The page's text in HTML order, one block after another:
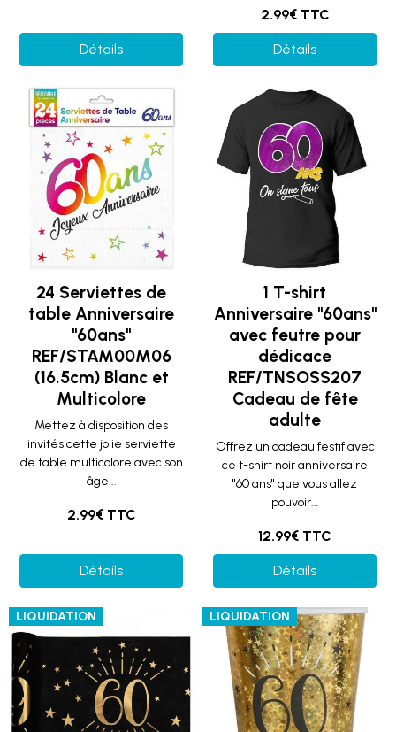
Détails
2.99€ TTC
Détails
24 Serviettes de
table Anniversaire
"60ans"
REF/STAM00M06
(16.5cm) Blanc et
Multicolore
Mettez à disposition des
invités cette jolie serviette
de table multicolore avec son
âge...
2.99€ TTC
Détails
1 T-shirt
Anniversaire "60ans"
avec feutre pour
dédicace
REF/TNSOSS207
Cadeau de fête
adulte
Offrez un cadeau festif avec
ce t-shirt noir anniversaire
"60 ans" que vous allez
pouvoir...
12.99€ TTC
Détails
LIQUIDATION LIQUIDATION